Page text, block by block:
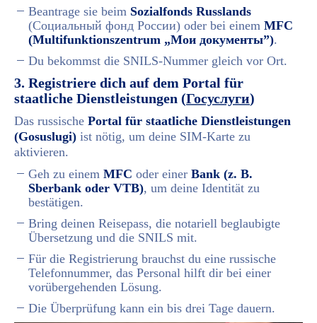
Beantrage sie beim Sozialfonds Russlands
(Социальный фонд России) oder bei einem MFC
(Multifunktionszentrum „Мои документы”).
Du bekommst die SNILS-Nummer gleich vor Ort.
3. Registriere dich auf dem Portal für
staatliche Dienstleistungen (Госуслуги)
Das russische Portal für staatliche Dienstleistungen
(Gosuslugi) ist nötig, um deine SIM-Karte zu
aktivieren.
Geh zu einem MFC oder einer Bank (z. B.
Sberbank oder VTB), um deine Identität zu
bestätigen.
Bring deinen Reisepass, die notariell beglaubigte
Übersetzung und die SNILS mit.
Für die Registrierung brauchst du eine russische
Telefonnummer, das Personal hilft dir bei einer
vorübergehenden Lösung.
Die Überprüfung kann ein bis drei Tage dauern.